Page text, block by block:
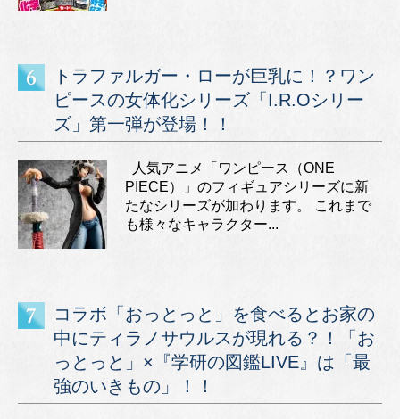
トラファルガー・ローが巨乳に！？ワン
ピースの女体化シリーズ「I.R.Oシリー
ズ」第一弾が登場！！
人気アニメ「ワンピース（ONE
PIECE）」のフィギュアシリーズに新
たなシリーズが加わります。 これまで
も様々なキャラクター...
コラボ「おっとっと」を食べるとお家の
中にティラノサウルスが現れる？！「お
っとっと」×『学研の図鑑LIVE』は「最
強のいきもの」！！